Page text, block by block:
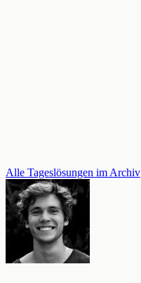
Alle Tageslösungen im Archiv